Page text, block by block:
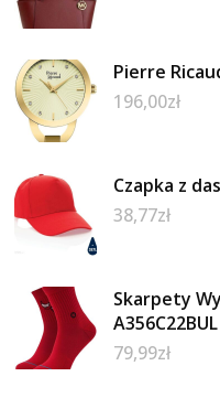
Pierre
196,00zł
Czapka z
38,77zł
Skarpety
79,99zł